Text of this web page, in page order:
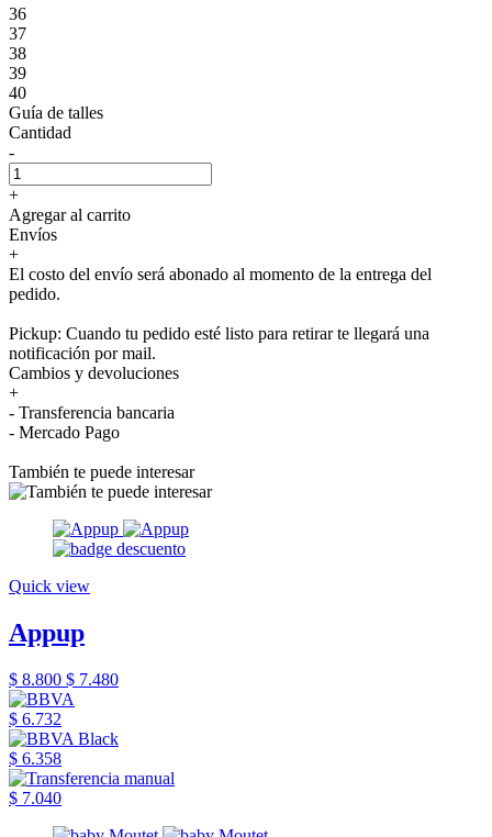
36
37
38
39
40
Guía de talles
Cantidad
-
+
Agregar al carrito
Envíos
+
El costo del envío será abonado al momento de la entrega del
pedido.
Pickup: Cuando tu pedido esté listo para retirar te llegará una
notificación por mail.
Cambios y devoluciones
+
- Transferencia bancaria
- Mercado Pago
También te puede interesar
Quick view
Appup
$ 8.800 $ 7.480
$ 6.732
$ 6.358
$ 7.040